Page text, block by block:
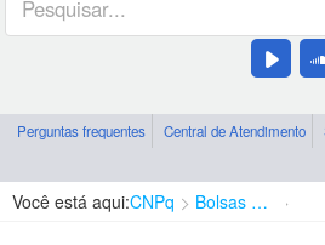
Perguntas frequentes Central de Atendimento
Você está aqui:CNPq Bolsas e Auxílios Vigentes